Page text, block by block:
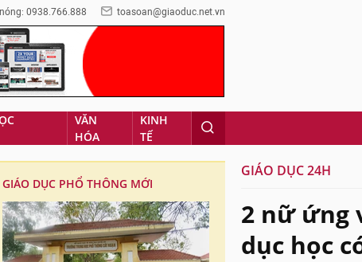
0938.766.888 toasoan@giaoduc.net.vn
VĂN
HÓA
KINH
TẾ
GIÁO DỤC PHỔ THÔNG MỚI
GIÁO DỤC 24H
2 nữ ứng
dục học